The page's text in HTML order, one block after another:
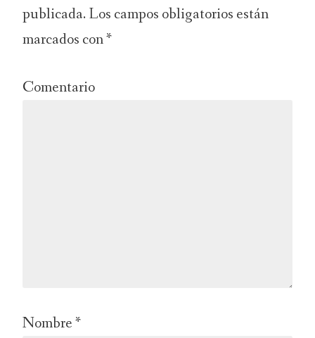
publicada. Los campos obligatorios están
marcados con*
Comentario
Nombre*